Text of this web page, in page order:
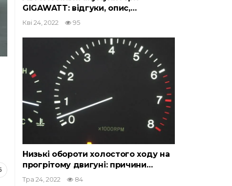
GIGAWATT: відгуки, опис,…
Кві 24, 2022 95
Низькі обороти холостого ходу на
прогрітому двигуні: причини…
Тра 24, 2022 84